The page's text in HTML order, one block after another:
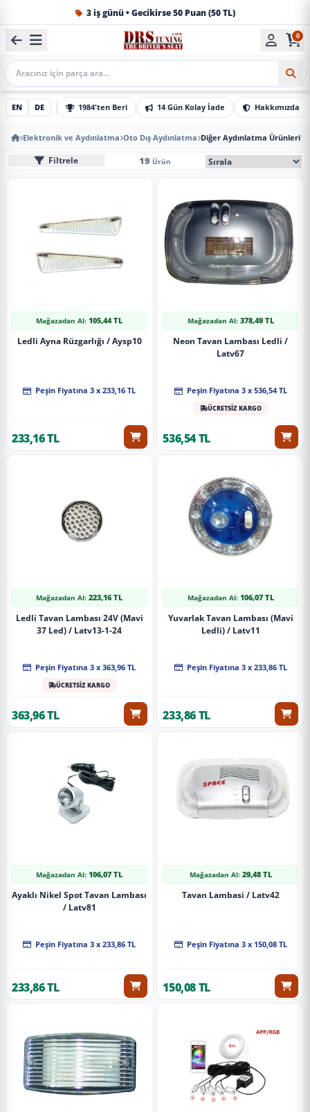
3 iş günü • Gecikirse 50 Puan (50 TL)
1984'ten beri Türkiye’nin en büyük oto aksesuar ve tuning 0
Mobil Arama
EN DE 1984'ten Beri 14 Gün Kolay İade Hakkımızda
Elektronik ve Aydınlatma Oto Dış Aydınlatma Diğer Aydınlatma Ürünleri
Diğer Aydınlatma Ürünleri
Filtrele 19 Ürün Mobil Sıralama
Mağazadan Al:105,44 TL
Ledli Ayna Rüzgarlığı / Aysp10
Peşin Fiyatına 3 x 233,16 TL
233,16 TL
Mağazadan Al: 378,49 TL
Neon Tavan Lambası Ledli /
Latv67
Peşin Fiyatına 3 x 536,54 TL
ÜCRETSİZ KARGO
536,54 TL
Mağazadan Al:223,16 TL
Ledli Tavan Lambası 24V (Mavi
37 Led) / Latv13-1-24
Peşin Fiyatına 3 x 363,96 TL
ÜCRETSİZ KARGO
363,96 TL
Mağazadan Al: 106,07 TL
Yuvarlak Tavan Lambası (Mavi
Ledli) / Latv11
Peşin Fiyatına 3 x 233,86 TL
233,86 TL
Mağazadan Al:106,07 TL
Ayaklı Nikel Spot Tavan Lambası
/ Latv81
Peşin Fiyatına 3 x 233,86 TL
233,86 TL
Mağazadan Al: 29,48 TL
Tavan Lambasi / Latv42
Peşin Fiyatına 3 x 150,08 TL
150,08 TL